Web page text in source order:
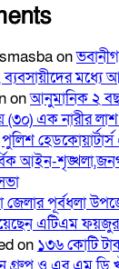
on
ব্যবসায়ীদের মধ্যে
onআনুমানিক ২
(৩০) এক নারীর
পুলিশ
আইন-
জেলার পূর্বধলা
এটিএম
on ১৩৬ কোটি